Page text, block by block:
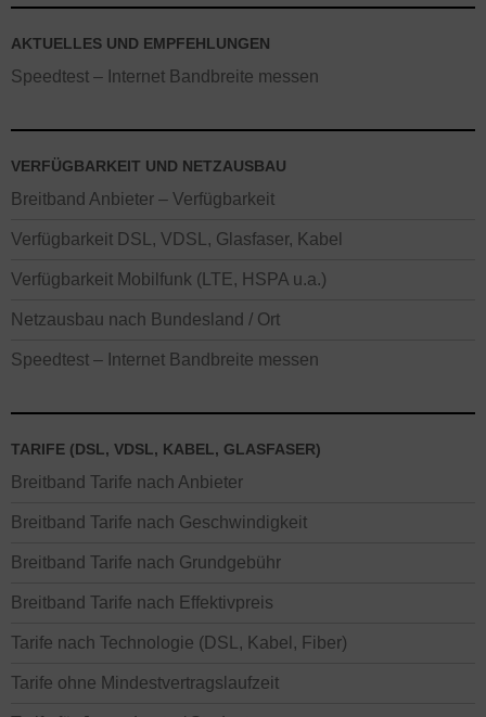
AKTUELLES UND EMPFEHLUNGEN
Speedtest – Internet Bandbreite messen
VERFÜGBARKEIT UND NETZAUSBAU
Breitband Anbieter – Verfügbarkeit
Verfügbarkeit DSL, VDSL, Glasfaser, Kabel
Verfügbarkeit Mobilfunk (LTE, HSPA u.a.)
Netzausbau nach Bundesland / Ort
Speedtest – Internet Bandbreite messen
TARIFE (DSL, VDSL, KABEL, GLASFASER)
Breitband Tarife nach Anbieter
Breitband Tarife nach Geschwindigkeit
Breitband Tarife nach Grundgebühr
Breitband Tarife nach Effektivpreis
Tarife nach Technologie (DSL, Kabel, Fiber)
Tarife ohne Mindestvertragslaufzeit